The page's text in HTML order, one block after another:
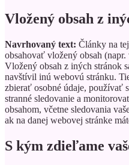
Vložený obsah z
Navrhovaný text: Články na
obsahovať vložený obsah
Vložený obsah z iných stránok
navštívil inú webovú stránku.
zbierať osobné údaje, používať
stranné sledovanie a
obsahom, včetne sledovania
ak na danej webovej stránke
S kým zdieľame